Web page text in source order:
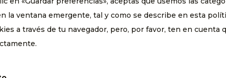
la ventana emergente, tal y como se describe en esta
a través de tu navegador, pero, por favor, ten en cuenta